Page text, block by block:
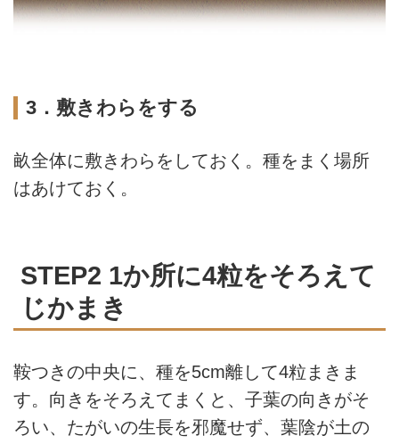
3．敷きわらをする
畝全体に敷きわらをしておく。種をまく場所
はあけておく。
STEP2 1か所に4粒をそろえて
じかまき
鞍つきの中央に、種を5cm離して4粒まきま
す。向きをそろえてまくと、子葉の向きがそ
ろい、たがいの生長を邪魔せず、葉陰が土の